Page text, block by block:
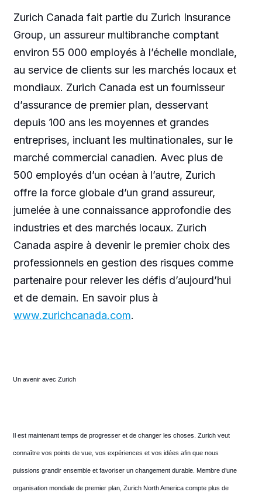
Zurich Canada fait partie du Zurich Insurance
Group, un assureur multibranche comptant
environ 55 000 employés à l’échelle mondiale,
au service de clients sur les marchés locaux et
mondiaux. Zurich Canada est un fournisseur
d’assurance de premier plan, desservant
depuis 100 ans les moyennes et grandes
entreprises, incluant les multinationales, sur le
marché commercial canadien. Avec plus de
500 employés d’un océan à l’autre, Zurich
offre la force globale d’un grand assureur,
jumelée à une connaissance approfondie des
industries et des marchés locaux. Zurich
Canada aspire à devenir le premier choix des
professionnels en gestion des risques comme
partenaire pour relever les défis d’aujourd’hui
et de demain. En savoir plus à
www.zurichcanada.com.
Un avenir avec Zurich
Il est maintenant temps de progresser et de changer les choses. Zurich veut
connaître vos points de vue, vos expériences et vos idées afin que nous
puissions grandir ensemble et favoriser un changement durable. Membre d’une
organisation mondiale de premier plan, Zurich North America compte plus de